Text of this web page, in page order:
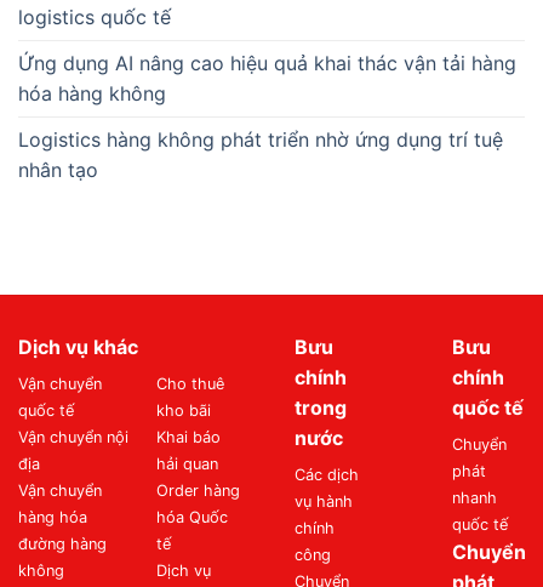
logistics quốc tế
Ứng dụng AI nâng cao hiệu quả khai thác vận tải hàng
hóa hàng không
Logistics hàng không phát triển nhờ ứng dụng trí tuệ
nhân tạo
Dịch vụ khác
Vận chuyển
quốc tế
Vận chuyển nội
địa
Vận chuyển
hàng hóa
đường hàng
không
Cho thuê
kho bãi
Khai báo
hải quan
Order hàng
hóa Quốc
tế
Dịch vụ
Bưu
chính
trong
nước
Các dịch
vụ hành
chính
công
Chuyển
Bưu
chính
quốc tế
Chuyển
phát
nhanh
quốc tế
Chuyển